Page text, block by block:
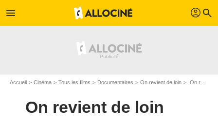
menu profil search
Accueil Cinéma Tous les films Documentaires On revient de loin On revient de loin : Box Office
On revient de loin